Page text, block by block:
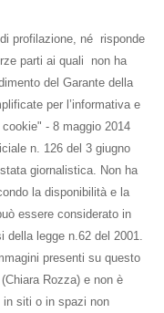
profilazione, né risponde
parti ai quali non ha
del Garante della
per l’informativa e
cookie" - 8 maggio 2014
n. 126 del 3 giugno
giornalistica. Non ha
la disponibilità e la
essere considerato in
legge n.62 del 2001.
presenti su questo
Rozza) e non è
siti o in spazi non